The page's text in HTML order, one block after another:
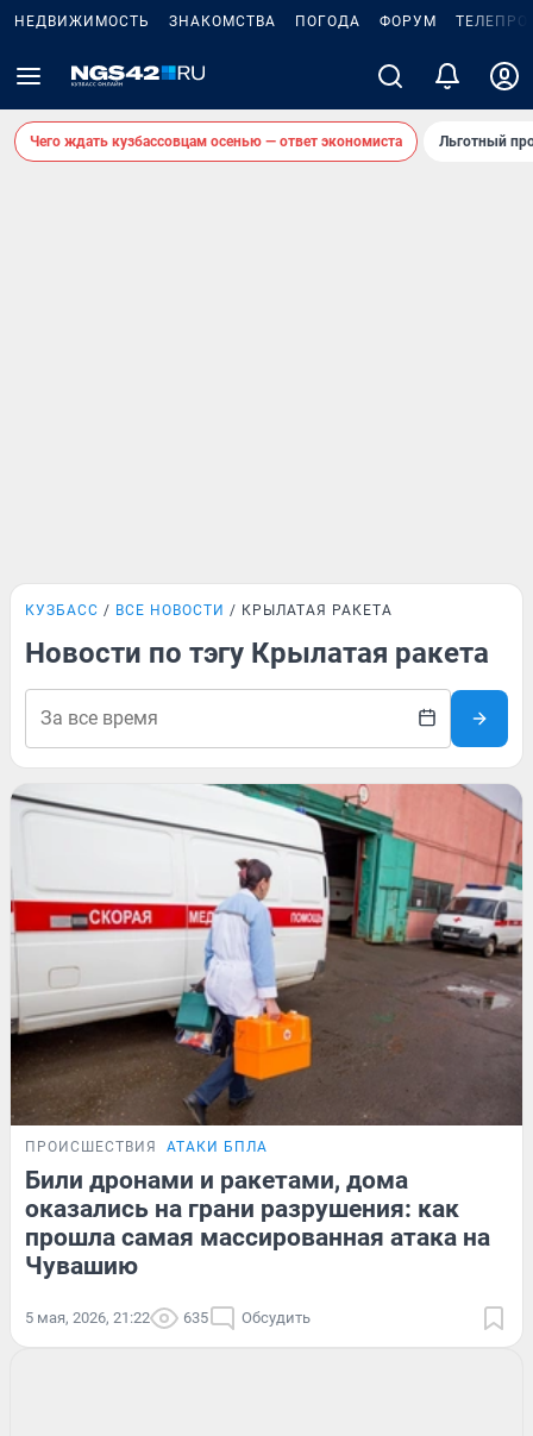
НЕДВИЖИМОСТЬ ЗНАКОМСТВА ПОГОДА ФОРУМ
Чего ждать кузбассовцам осенью — ответ экономиста Льготный
КУЗБАСС ВСЕ НОВОСТИ КРЫЛАТАЯ РАКЕТА
Новости по тэгу Крылатая ракета
ПРОИСШЕСТВИЯ АТАКИ БПЛА
Били дронами и ракетами, дома
оказались на грани разрушения: как
прошла самая массированная атака на
Чувашию
5 мая, 2026, 21:22 635 Обсудить